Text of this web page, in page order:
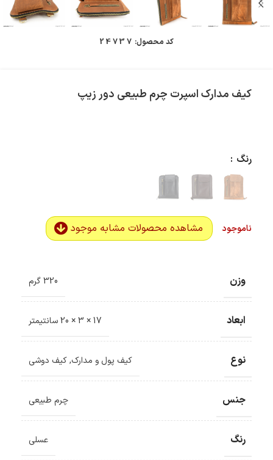
کد محصول: 24737
کیف مدارک اسپرت چرم طبیعی دور زیپ
رنگ
ناموجود مشاهده محصولات مشابه موجود
وزن 320 گرم
ابعاد 17 × 3 × 20 سانتیمتر
نوع کیف پول و مدارک,کیف دوشی
جنس چرم طبیعی
رنگ عسلی